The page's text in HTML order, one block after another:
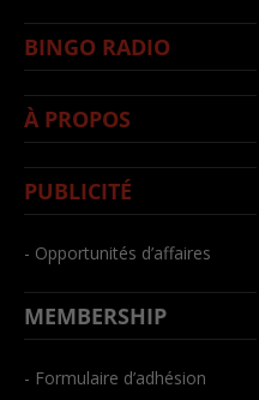
BINGO RADIO
À PROPOS
PUBLICITÉ
- Opportunités d’affaires
MEMBERSHIP
- Formulaire d’adhésion